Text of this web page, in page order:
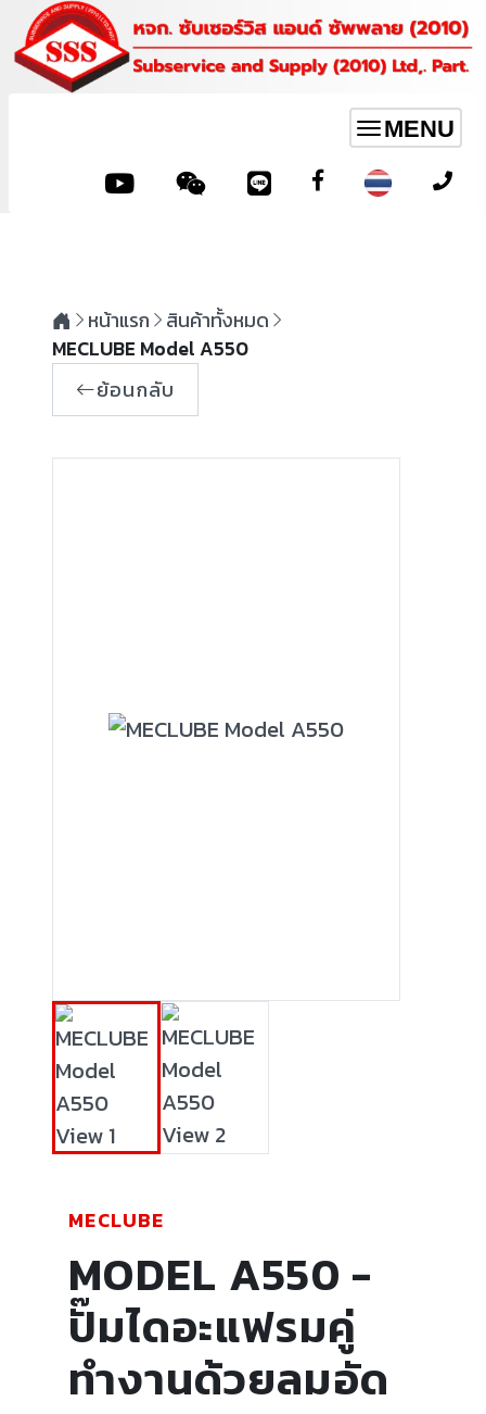
Toggle
navigation
MENU
หน้าแรก
สินค้าทั้งหมด
MECLUBE Model A550
ย้อนกลับ
MECLUBE
MODEL A550 -
ปั๊มไดอะแฟรมคู่
ทำงานด้วยลมอัด